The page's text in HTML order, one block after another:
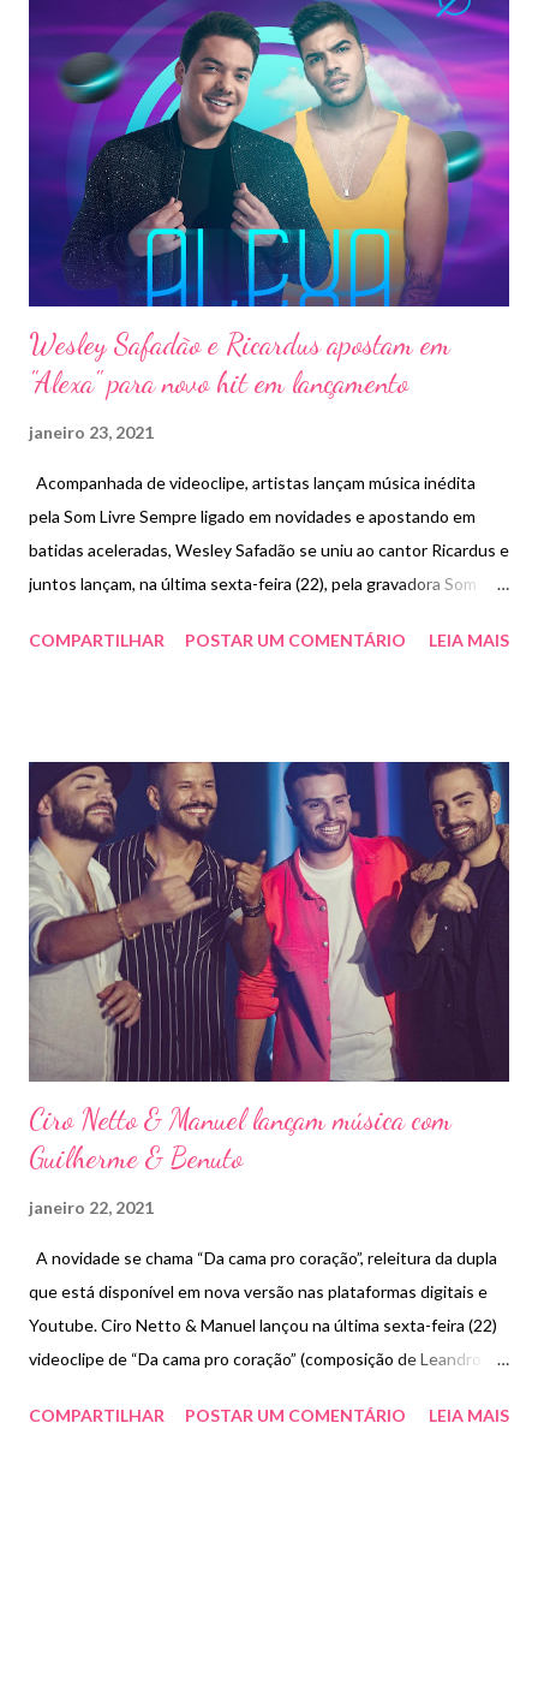
Wesley Safadão e Ricardus apostam em
"Alexa" para novo hit em lançamento
janeiro 23, 2021
Acompanhada de videoclipe, artistas lançam música inédita
pela Som Livre Sempre ligado em novidades e apostando em
batidas aceleradas, Wesley Safadão se uniu ao cantor Ricardus e
juntos lançam, na última sexta-feira (22), pela gravadora Som
tem como compositores Ricardus, Jujuba, Hiago Nobre,
por aí, e tudo o que ela mandar, todo mundo vai ter que fazer" -
diverte-se Wesley. Com produção musical de Clairton Marinho, o
hit vem acompanhado de um videoclipe superdivertido, gravado
em Fortaleza sob direção de Kelson Veras, da Imaginar - assista
aqui. "Tô doido pra ver se a galera vai fazer direitinho o que a
Alexa mandar, é bem fácil (risos)" - Ricardus Wesley Safadão é
um dos maiores nomes da música ...
COMPARTILHAR POSTAR UM COMENTÁRIO LEIA MAIS
Ciro Netto & Manuel lançam música com
Guilherme & Benuto
janeiro 22, 2021
A novidade se chama “Da cama pro coração”, releitura da dupla
que está disponível em nova versão nas plataformas digitais e
Youtube. Ciro Netto & Manuel lançou na última sexta-feira (22)
videoclipe de “Da cama pro coração” (composição de Leandro
plataformas digitais na noite de ontem, às 21h. A nova versão da
COMPARTILHAR POSTAR UM COMENTÁRIO LEIA MAIS